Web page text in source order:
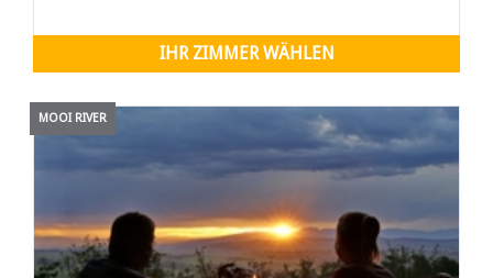
Kunsthandwerksrouten Südafrikas...
IHR ZIMMER WÄHLEN
MOOI RIVER